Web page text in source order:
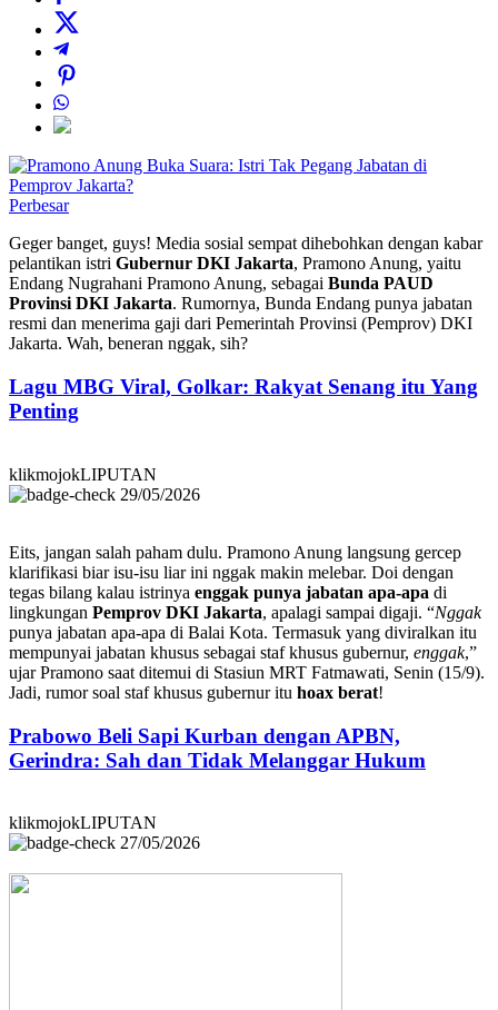
Perbesar
Geger banget, guys! Media sosial sempat dihebohkan dengan kabar
pelantikan istri Gubernur DKI Jakarta, Pramono Anung, yaitu
Endang Nugrahani Pramono Anung, sebagai Bunda PAUD
Provinsi DKI Jakarta. Rumornya, Bunda Endang punya jabatan
resmi dan menerima gaji dari Pemerintah Provinsi (Pemprov) DKI
Jakarta. Wah, beneran nggak, sih?
Lagu MBG Viral, Golkar: Rakyat Senang itu Yang
Penting
klikmojokLIPUTAN
29/05/2026
Eits, jangan salah paham dulu. Pramono Anung langsung gercep
klarifikasi biar isu-isu liar ini nggak makin melebar. Doi dengan
tegas bilang kalau istrinya enggak punya jabatan apa-apa di
lingkungan Pemprov DKI Jakarta, apalagi sampai digaji. “Nggak
punya jabatan apa-apa di Balai Kota. Termasuk yang diviralkan itu
mempunyai jabatan khusus sebagai staf khusus gubernur, enggak,”
ujar Pramono saat ditemui di Stasiun MRT Fatmawati, Senin (15/9).
Jadi, rumor soal staf khusus gubernur itu hoax berat!
Prabowo Beli Sapi Kurban dengan APBN,
Gerindra: Sah dan Tidak Melanggar Hukum
klikmojokLIPUTAN
27/05/2026